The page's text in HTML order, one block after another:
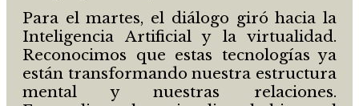
Para el martes, el diálogo giró hacia la
Inteligencia Artificial y la virtualidad.
Reconocimos que estas tecnologías ya
están transformando nuestra estructura
mental y nuestras relaciones.